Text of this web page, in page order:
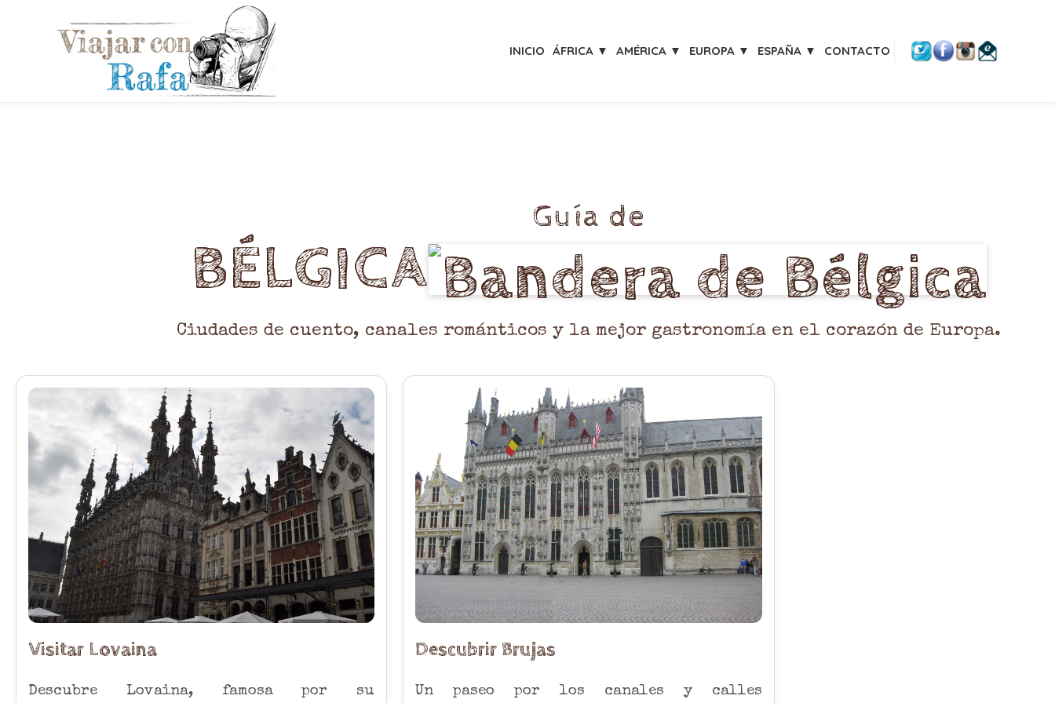
INICIO ÁFRICA ▼ AMÉRICA ▼ EUROPA ▼ ESPAÑA ▼ CONTACTO
Guía de
BÉLGICA
Ciudades de cuento, canales románticos y la mejor gastronomía en el corazón de Europa.
Visitar Lovaina
Descubre Lovaina, famosa por su
Descubrir Brujas
Un paseo por los canales y calles